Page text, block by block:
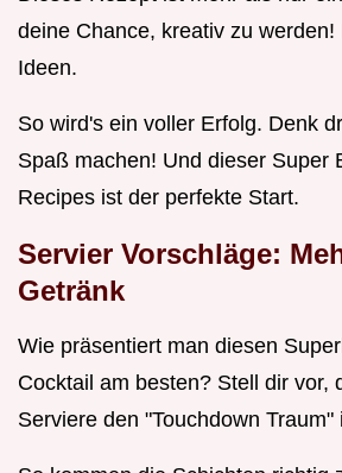
deine Chance, kreativ zu
Ideen.
So wird's ein voller Erfolg. Denk
Spaß machen! Und dieser Super
Recipes ist der perfekte Start.
Servier Vorschläge:
Getränk
Wie präsentiert man diesen
Cocktail am besten? Stell dir vor,
Serviere den "Touchdown